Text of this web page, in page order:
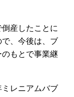
産したことに
、今後は、ブ
もとで事業継
レニアムバブ